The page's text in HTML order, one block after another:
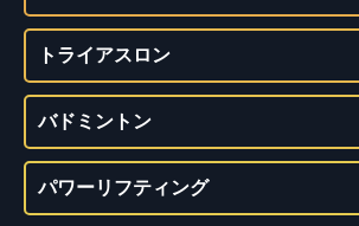
トライアスロン
バドミントン
パワーリフティング